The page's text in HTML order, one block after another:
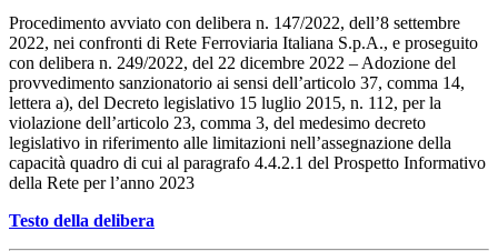
Procedimento avviato con delibera n. 147/2022, dell’8 settembre
2022, nei confronti di Rete Ferroviaria Italiana S.p.A., e proseguito
con delibera n. 249/2022, del 22 dicembre 2022 – Adozione del
provvedimento sanzionatorio ai sensi dell’articolo 37, comma 14,
lettera a), del Decreto legislativo 15 luglio 2015, n. 112, per la
violazione dell’articolo 23, comma 3, del medesimo decreto
legislativo in riferimento alle limitazioni nell’assegnazione della
capacità quadro di cui al paragrafo 4.4.2.1 del Prospetto Informativo
della Rete per l’anno 2023
Testo della delibera